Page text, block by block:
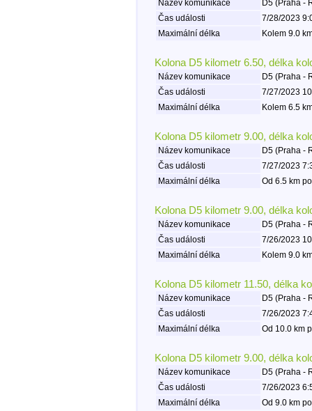
Název komunikace
D5 (Praha -
Čas události
7/28/2023
Maximální délka
Kolem 9.0
Kolona D5 kilometr 6.50, délka
Název komunikace
D5 (Praha -
Čas události
7/27/2023
Maximální délka
Kolem 6.5
Kolona D5 kilometr 9.00, délka
Název komunikace
D5 (Praha -
Čas události
7/27/2023
Maximální délka
Od 6.5 km
Kolona D5 kilometr 9.00, délka
Název komunikace
D5 (Praha -
Čas události
7/26/2023
Maximální délka
Kolem 9.0
Kolona D5 kilometr 11.50, délka
Název komunikace
D5 (Praha -
Čas události
7/26/2023
Maximální délka
Od 10.0 km
Kolona D5 kilometr 9.00, délka
Název komunikace
D5 (Praha -
Čas události
7/26/2023
Maximální délka
Od 9.0 km